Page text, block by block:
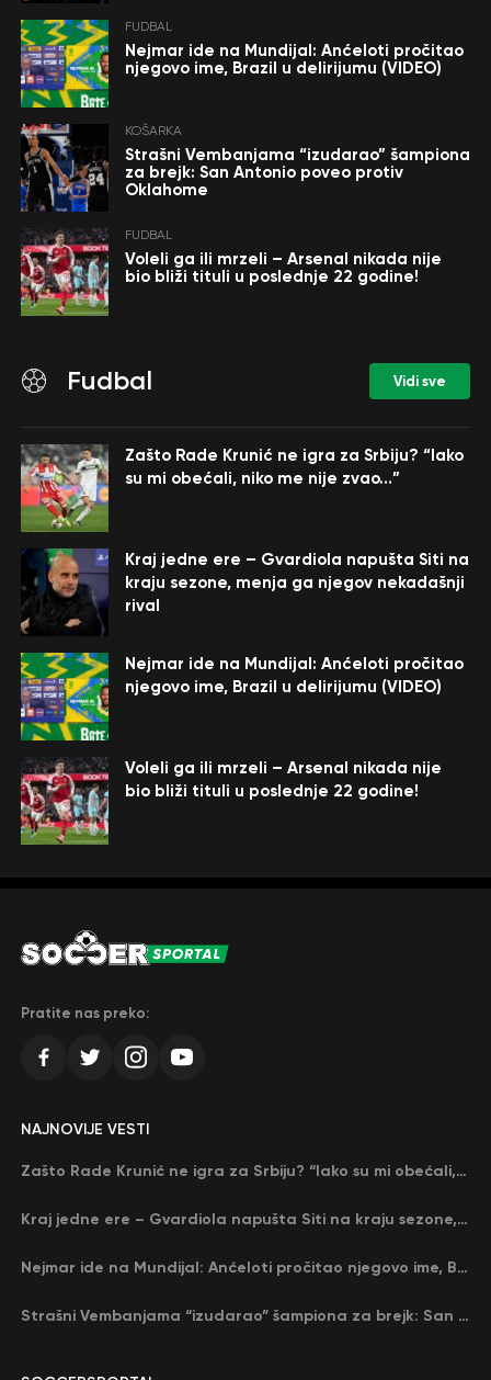
FUDBAL
Nejmar ide na Mundijal: Anćeloti pročitao
njegovo ime, Brazil u delirijumu (VIDEO)
KOŠARKA
Strašni Vembanjama “izudarao” šampiona
za brejk: San Antonio poveo protiv
Oklahome
FUDBAL
Voleli ga ili mrzeli – Arsenal nikada nije
bio bliži tituli u poslednje 22 godine!
Fudbal Vidi sve
Zašto Rade Krunić ne igra za Srbiju? “Iako
su mi obećali, niko me nije zvao…”
Kraj jedne ere – Gvardiola napušta Siti na
kraju sezone, menja ga njegov nekadašnji
rival
Nejmar ide na Mundijal: Anćeloti pročitao
njegovo ime, Brazil u delirijumu (VIDEO)
Voleli ga ili mrzeli – Arsenal nikada nije
bio bliži tituli u poslednje 22 godine!
Pratite nas preko:
NAJNOVIJE VESTI
Zašto Rade Krunić ne igra za Srbiju? “Iako su mi obećali, niko me nije zvao…”
Kraj jedne ere – Gvardiola napušta Siti na kraju sezone, menja ga njegov nekadašnji rival
Nejmar ide na Mundijal: Anćeloti pročitao njegovo ime, Brazil u delirijumu (VIDEO)
Strašni Vembanjama “izudarao” šampiona za brejk: San Antonio poveo protiv Oklahome